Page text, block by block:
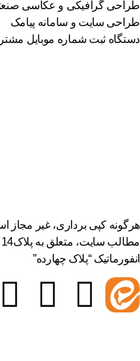
گرافیکی و عکاسی
سایت و سامانه پیامک
ثبت شماره موبایل
کپی برداری، غیر مجاز
“پلاک چهارده”